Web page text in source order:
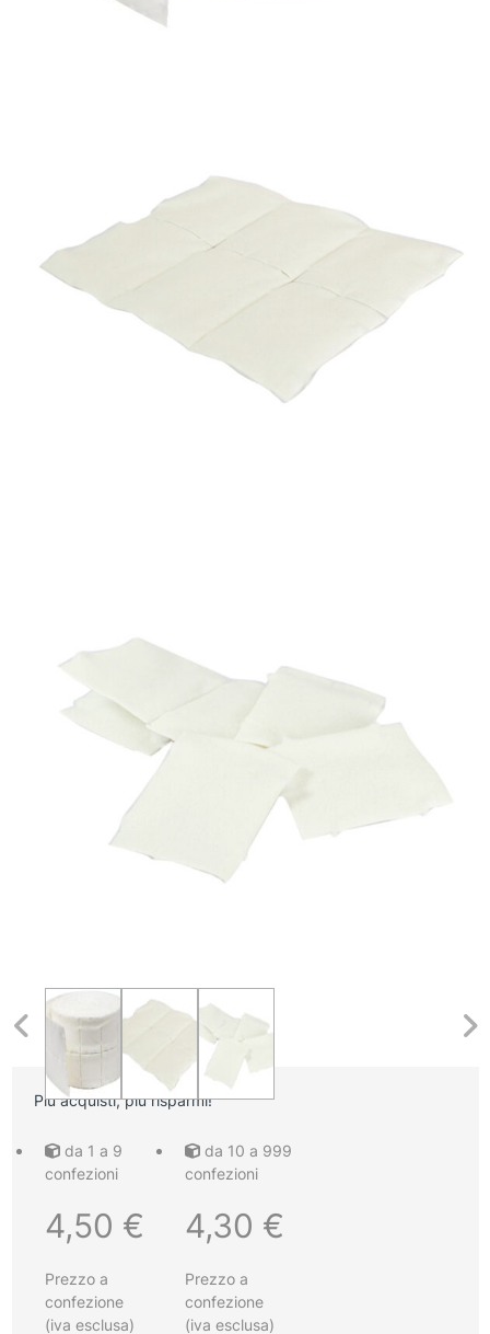
Più acquisti, più risparmi!
da 1 a 9
confezioni
4,50 €
Prezzo a
confezione
(iva esclusa)
da 10 a 999
confezioni
4,30 €
Prezzo a
confezione
(iva esclusa)